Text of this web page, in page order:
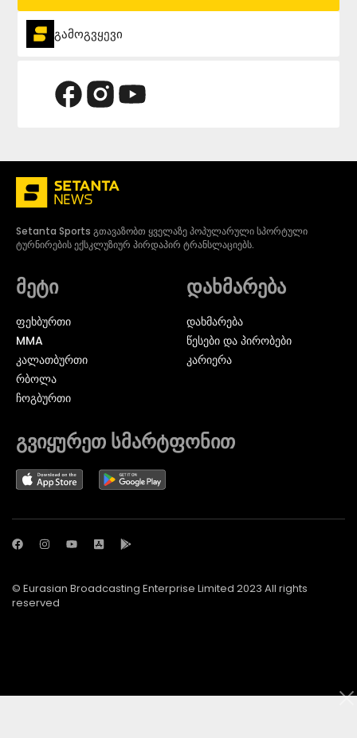
გამოგვყევი
Setanta Sports გთავაზობთ ყველაზე პოპულარული სპორტული
ტურნირების ექსკლუზიურ პირდაპირ ტრანსლაციებს.
მეტი
ᲤᲔᲮᲑᲣᲠᲗᲘ
MMA
ᲙᲐᲚᲐᲗᲑᲣᲠᲗᲘ
ᲠᲑᲝᲚᲐ
ᲩᲝᲒᲑᲣᲠᲗᲘ
დახმარება
დახმარება
წესები და პირობები
კარიერა
გვიყურეთ სმარტფონით
© Eurasian Broadcasting Enterprise Limited 2023 All rights
reserved